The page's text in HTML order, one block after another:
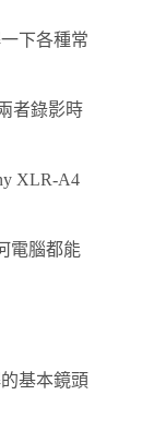
下各種常
者錄影時
XLR-A4
電腦都能
基本鏡頭